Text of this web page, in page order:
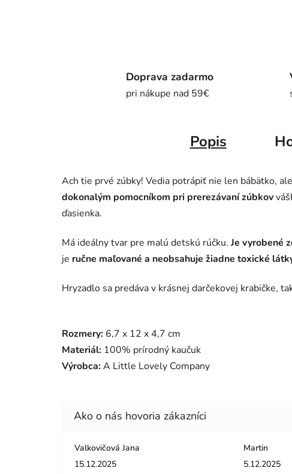
Doprava zadarmo
pri nákupe nad 59€
Popis
Ach tie prvé zúbky! Vedia potrápiť nie len bábätko,
dokonalým pomocníkom pri prerezávaní zúbkov
ďasienka.
Má ideálny tvar pre malú detskú rúčku. Je vyrobené
je ručne maľované a neobsahuje žiadne toxické
Hryzadlo sa predáva v krásnej darčekovej krabičke,
Rozmery: 6,7 x 12 x 4,7 cm
Materiál: 100% prírodný kaučuk
Výrobca:A Little Lovely Company
Valkovičová Jana
Hodnotenie obchodu je 5 z 5 hviezdičiek.
15.12.2025
Martin
Hodnotenie
5.12.2025